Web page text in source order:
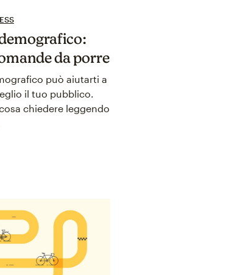
da porre
può aiutarti a
il tuo pubblico.
chiedere leggendo